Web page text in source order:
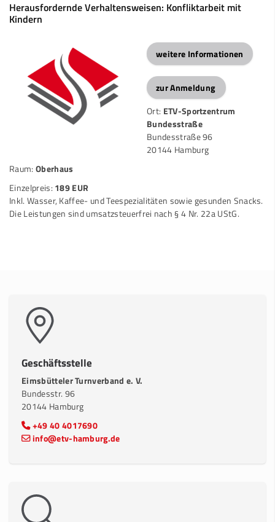
Herausfordernde Verhaltensweisen: Konfliktarbeit mit
Kindern
weitere Informationen
zur Anmeldung
Ort: ETV-Sportzentrum
Bundesstraße
Bundesstraße 96
20144 Hamburg
Raum: Oberhaus
Einzelpreis: 189 EUR
Inkl. Wasser, Kaffee- und Teespezialitäten sowie gesunden Snacks.
Die Leistungen sind umsatzsteuerfrei nach § 4 Nr. 22a UStG.
Geschäftsstelle
Eimsbütteler Turnverband e. V.
Bundesstr. 96
20144 Hamburg
+49 40 4017690
info@etv-hamburg.de